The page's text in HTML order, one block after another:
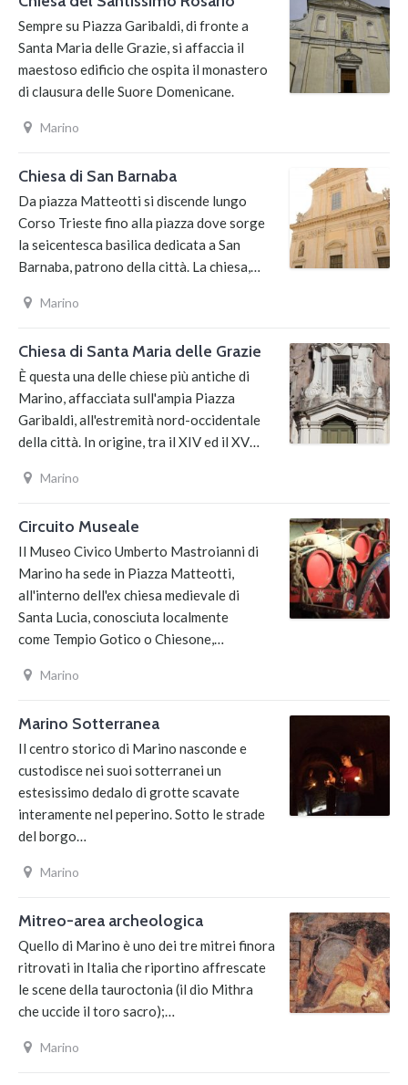
Sempre su Piazza Garibaldi, di fronte a
Santa Maria delle Grazie, si affaccia il
maestoso edificio che ospita il monastero
di clausura delle Suore Domenicane.
Marino
Chiesa di San Barnaba
Da piazza Matteotti si discende lungo
Corso Trieste fino alla piazza dove sorge
la seicentesca basilica dedicata a San
Barnaba, patrono della città. La chiesa,…
Marino
Chiesa di Santa Maria delle Grazie
È questa una delle chiese più antiche di
Marino, affacciata sull'ampia Piazza
Garibaldi, all'estremità nord-occidentale
della città. In origine, tra il XIV ed il XV…
Marino
Circuito Museale
Il Museo Civico Umberto Mastroianni di
Marino ha sede in Piazza Matteotti,
all'interno dell'ex chiesa medievale di
Santa Lucia, conosciuta localmente
come Tempio Gotico o Chiesone,…
Marino
Marino Sotterranea
Il centro storico di Marino nasconde e
custodisce nei suoi sotterranei un
estesissimo dedalo di grotte scavate
interamente nel peperino. Sotto le strade
del borgo…
Marino
Mitreo-area archeologica
Quello di Marino è uno dei tre mitrei finora
ritrovati in Italia che riportino affrescate
le scene della tauroctonia (il dio Mithra
che uccide il toro sacro);…
Marino